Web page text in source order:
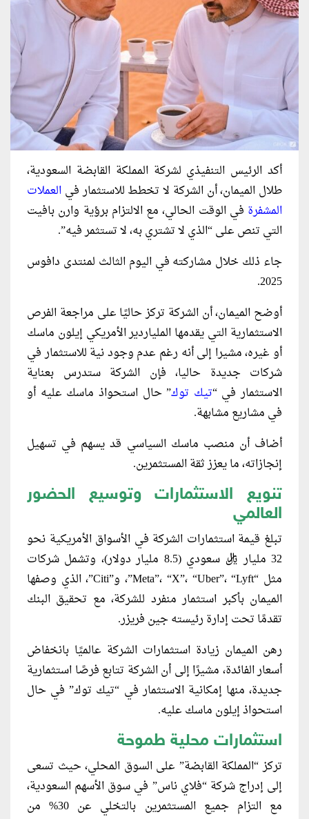
أكد الرئيس التنفيذي لشركة المملكة القابضة السعودية،
طلال الميمان، أن الشركة لا تخطط للاستثمار في العملات
المشفرة في الوقت الحالي، مع الالتزام برؤية وارن بافيت
التي تنص على “الذي لا تشتري به، لا تستثمر فيه”.
جاء ذلك خلال مشاركته في اليوم الثالث لمنتدى دافوس
2025.
أوضح الميمان، أن الشركة تركز حاليًا على مراجعة الفرص
الاستثمارية التي يقدمها الملياردير الأمريكي إيلون ماسك
أو غيره، مشيرا إلى أنه رغم عدم وجود نية للاستثمار في
شركات جديدة حاليا، فإن الشركة ستدرس بعناية
الاستثمار في “تيك توك” حال استحواذ ماسك عليه أو
في مشاريع مشابهة.
أضاف أن منصب ماسك السياسي قد يسهم في تسهيل
إنجازاته، ما يعزز ثقة المستثمرين.
تنويع الاستثمارات وتوسيع الحضور
العالمي
تبلغ قيمة استثمارات الشركة في الأسواق الأمريكية نحو
32 مليار ريال سعودي (8.5 مليار دولار)، وتشمل شركات
مثل “Meta”، “X”، “Uber”، “Lyft”، و”Citi”، الذي وصفها
الميمان بأكبر استثمار منفرد للشركة، مع تحقيق البنك
تقدمًا تحت إدارة رئيسته جين فريزر.
رهن الميمان زيادة استثمارات الشركة عالميًا بانخفاض
أسعار الفائدة، مشيرًا إلى أن الشركة تتابع فرصًا استثمارية
جديدة، منها إمكانية الاستثمار في “تيك توك” في حال
استحواذ إيلون ماسك عليه.
استثمارات محلية طموحة
تركز “المملكة القابضة” على السوق المحلي، حيث تسعى
إلى إدراج شركة “فلاي ناس” في سوق الأسهم السعودية،
مع التزام جميع المستثمرين بالتخلي عن 30% من